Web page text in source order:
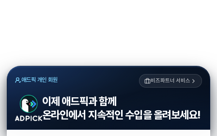
애드픽 개인 회원 비즈파트너 서비스
이제 애드픽과 함께
온라인에서 지속적인 수입을 올려보세요!